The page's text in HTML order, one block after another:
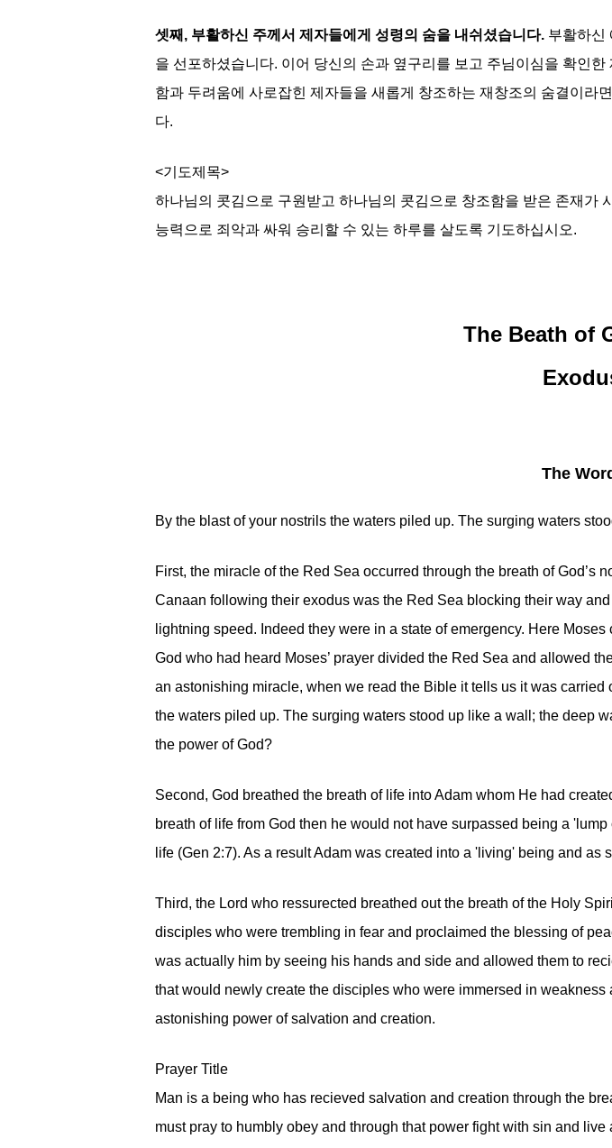
셋째, 부활하신 주께서 제자들에게 성령의 숨을 내쉬셨습니다. 부활하신
을 선포하셨습니다. 이어 당신의 손과 옆구리를 보고 주님이심을 확인
함과 두려움에 사로잡힌 제자들을 새롭게 창조하는 재창조의 숨결이라
다.
<기도제목>
하나님의 콧김으로 구원받고 하나님의 콧김으로 창조함을 받은 존재가
능력으로 죄악과 싸워 승리할 수 있는 하루를 살도록 기도하십시오.
The Beath of
The
By the blast of your nostrils the waters piled up. The surging waters
First, the miracle of the Red Sea occurred through the breath of God’s
Canaan following their exodus was the Red Sea blocking their way
lightning speed. Indeed they were in a state of emergency. Here
God who had heard Moses’ prayer divided the Red Sea and allowed
an astonishing miracle, when we read the Bible it tells us it was carried
the waters piled up. The surging waters stood up like a wall; the deep
the power of God?
Second, God breathed the breath of life into Adam whom He had
breath of life from God then he would not have surpassed being a
life (Gen 2:7). As a result Adam was created into a 'living' being and
Third, the Lord who ressurected breathed out the breath of the Holy
disciples who were trembling in fear and proclaimed the blessing of
was actually him by seeing his hands and side and allowed them to
that would newly create the disciples who were immersed in
astonishing power of salvation and creation.
Prayer Title
Man is a being who has recieved salvation and creation through the
must pray to humbly obey and through that power fight with sin and live